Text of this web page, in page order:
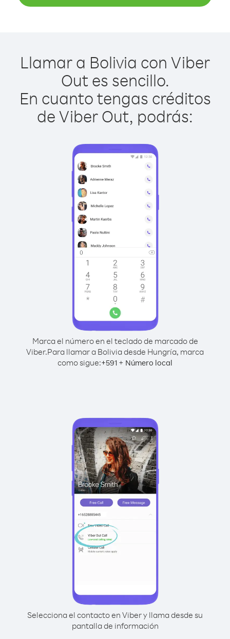
Llamar a Bolivia con Viber
Out es sencillo.
En cuanto tengas créditos
de Viber Out, podrás:
Marca el número en el teclado de marcado de
Viber.Para llamar a Bolivia desde Hungría, marca
como sigue:+591 + Número local
Selecciona el contacto en Viber y llama desde su
pantalla de información